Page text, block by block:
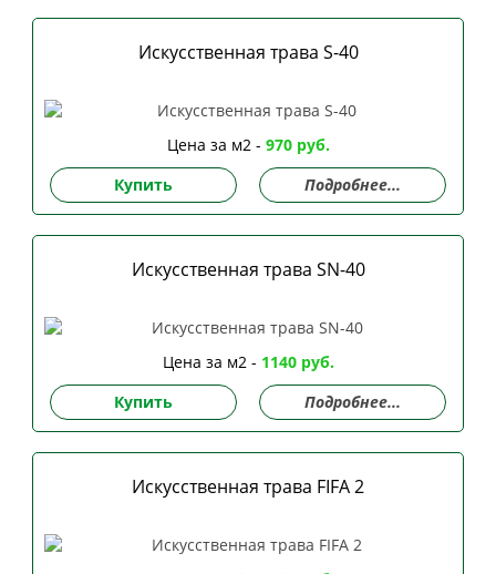
Искусственная трава S-40
Цена за м2 - 970 руб.
Купить
Подробнее...
Искусственная трава SN-40
Цена за м2 - 1140 руб.
Купить
Подробнее...
Искусственная трава FIFA 2